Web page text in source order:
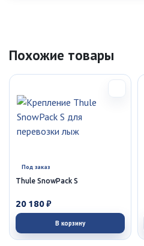
Похожие товары
Под заказ
Thule SnowPack S
20 180 ₽
В корзину